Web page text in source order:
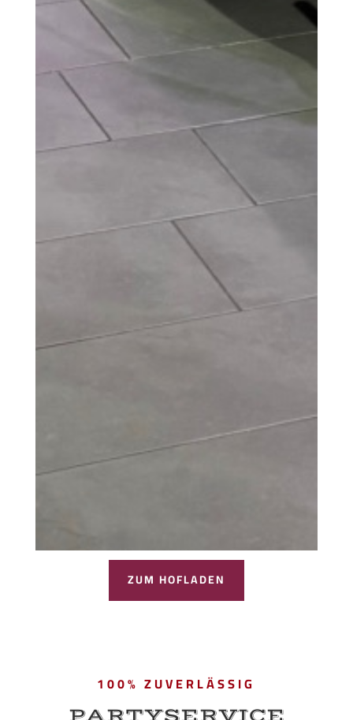
ZUM HOFLADEN
100% ZUVERLÄSSIG